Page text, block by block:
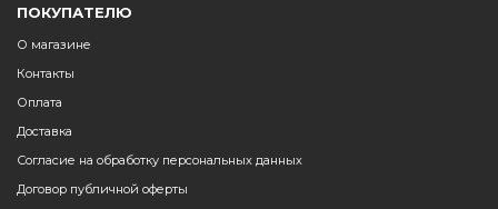
ПОКУПАТЕЛЮ
О магазине
Контакты
Оплата
Доставка
Согласие на обработку персональных данных
Договор публичной оферты